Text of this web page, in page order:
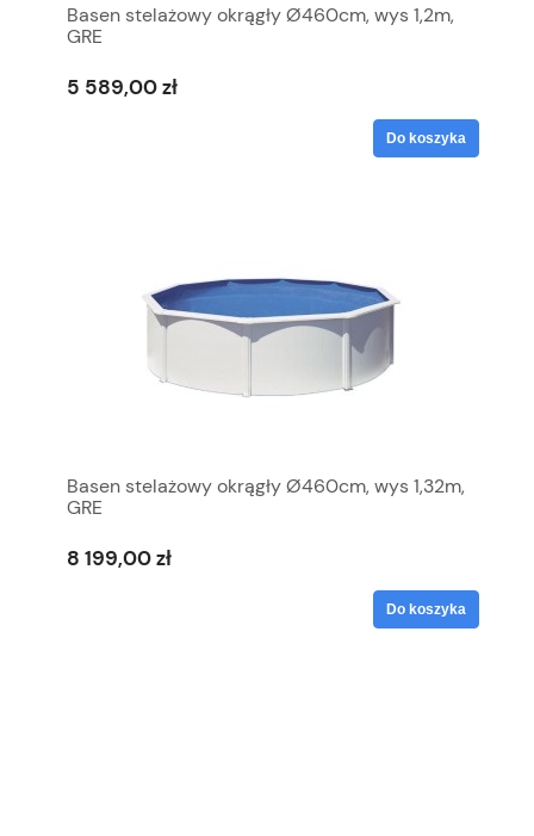
Basen stelażowy okrągły Ø460cm, wys 1,2m,
GRE
5 589,00 zł
Do koszyka
Basen stelażowy okrągły Ø460cm, wys 1,32m,
GRE
8 199,00 zł
Do koszyka